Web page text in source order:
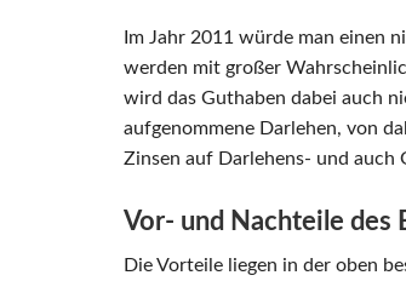
Im Jahr 2011 würde man einen
werden mit großer
wird das Guthaben dabei auch
aufgenommene Darlehen, von
Zinsen auf Darlehens- und auch
Vor- und Nachteile des
Die Vorteile liegen in der oben